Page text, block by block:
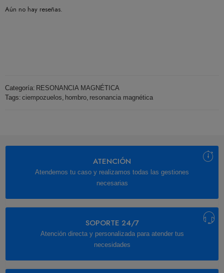
Aún no hay reseñas.
Categoría: RESONANCIA MAGNÉTICA
Tags: ciempozuelos hombro resonancia magnética
ATENCIÓN
Atendemos tu caso y realizamos todas las gestiones
necesarias
SOPORTE 24/7
Atención directa y personalizada para atender tus
necesidades